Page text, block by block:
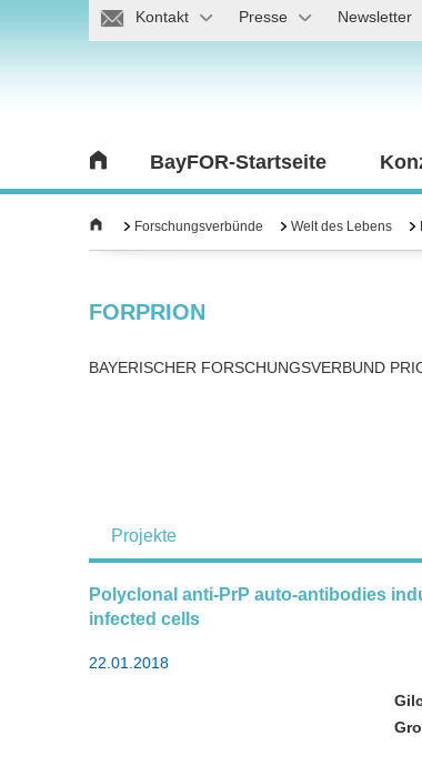
Kontakt Presse Newsletter
BayFOR-Startseite
Forschungsverbünde Welt des Lebens
FORPRION
BAYERISCHER FORSCHUNGSVERBUND
Projekte
Polyclonal anti-PrP auto-antibodies
infected cells
22.01.2018